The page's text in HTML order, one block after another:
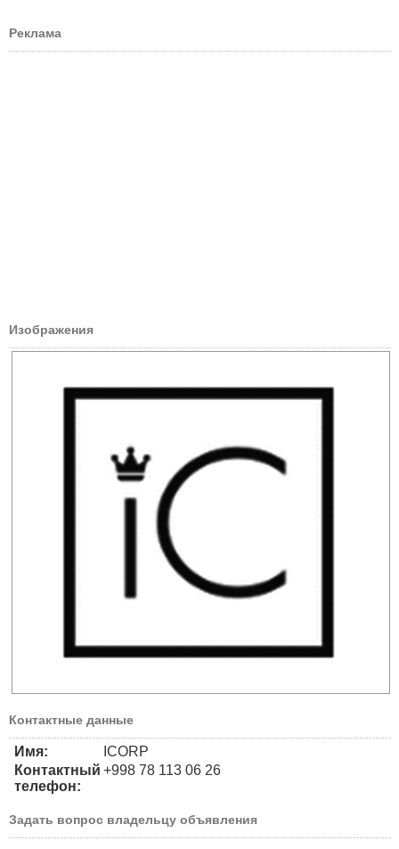
Реклама
Изображения
Контактные данные
Имя:
ICORP
Контактный
телефон:
+998 78 113 06 26
Задать вопрос владельцу объявления